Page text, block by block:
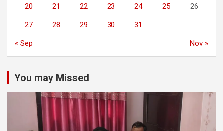
20 21 22 23 24 25 26
27 28 29 30 31
« Sep Nov »
You may Missed